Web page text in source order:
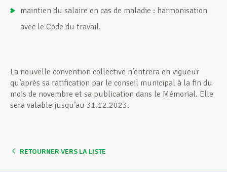
maintien du salaire en cas de maladie : harmonisation
avec le Code du travail.
La nouvelle convention collective n’entrera en vigueur
qu’après sa ratification par le conseil municipal à la fin du
mois de novembre et sa publication dans le Mémorial. Elle
sera valable jusqu’au 31.12.2023.
RETOURNER VERS LA LISTE